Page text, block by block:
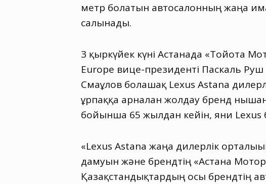
метр болатын автосалонның жаңа
салынады.
3 қыркүйек күні Астанада «Тойота
Europe вице-президенті Паскаль
Смағұлов болашақ Lexus Astana
ұрпаққа арналған жолдау бренд
бойынша 65 жылдан кейін, яғни
«Lexus Astana жаңа дилерлік
дамуын және брендтің «Астана
Қазақстандықтардың осы брендтің